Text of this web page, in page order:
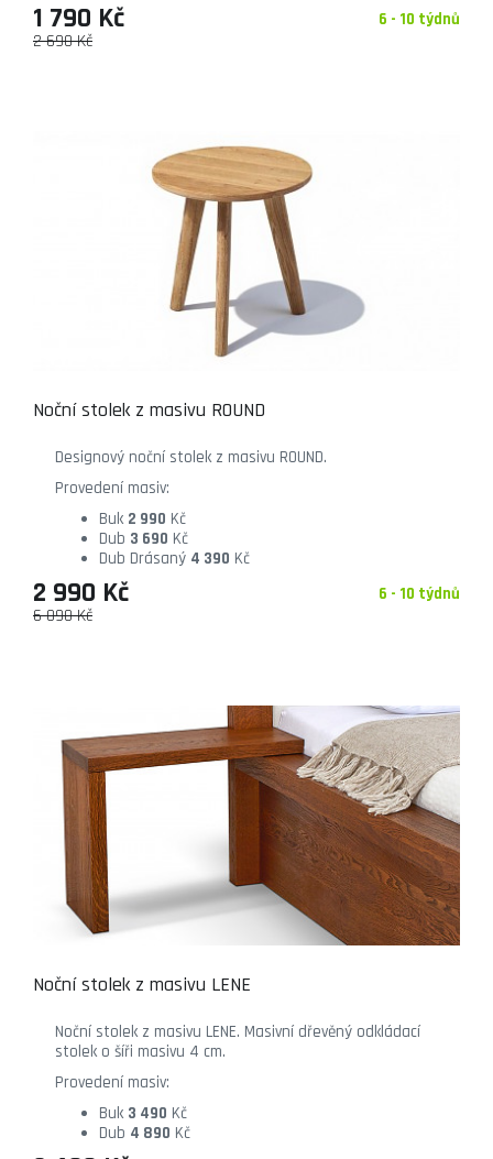
6 - 10 týdnů
2 690 Kč
1 790 Kč
Noční stolek z masivu ROUND
Designový noční stolek z masivu ROUND.
Provedení masiv:
Buk 2 990 Kč
Dub 3 690 Kč
Dub Drásaný 4 390 Kč
6 - 10 týdnů
6 090 Kč
2 990 Kč
Noční stolek z masivu LENE
Noční stolek z masivu LENE. Masivní dřevěný odkládací
stolek o šíři masivu 4 cm.
Provedení masiv:
Buk 3 490 Kč
Dub 4 890 Kč